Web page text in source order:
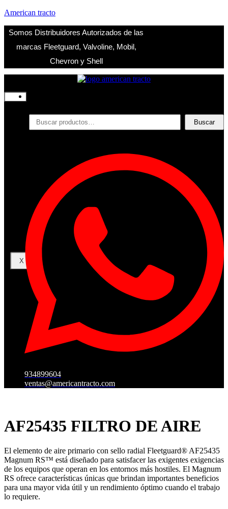
American tracto
Somos Distribuidores Autorizados de las
marcas Fleetguard, Valvoline, Mobil,
Chevron y Shell
Productos
Filtros
Contacto
Acceder
Iniciar Sesion
Registro
Restablecer la contraseña
X
Buscar
934899604
ventas@americantracto.com
AF25435 FILTRO DE AIRE
El elemento de aire primario con sello radial Fleetguard® AF25435
Magnum RS™ está diseñado para satisfacer las exigentes exigencias
de los equipos que operan en los entornos más hostiles. El Magnum
RS ofrece características únicas que brindan importantes beneficios
para una mayor vida útil y un rendimiento óptimo cuando el trabajo
lo requiere.